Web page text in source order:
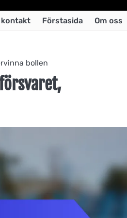
kontakt Förstasida Om oss
bollen